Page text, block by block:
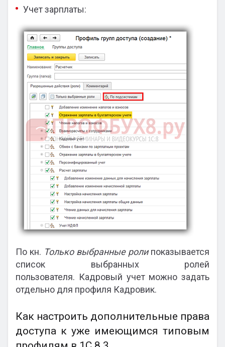
Учет зарплаты:
По кн. Только выбранные ролипоказывается
список выбранных ролей
пользователя. Кадровый учет можно задать
отдельно для профиля Кадровик.
Как настроить дополнительные права
доступа к уже имеющимся типовым